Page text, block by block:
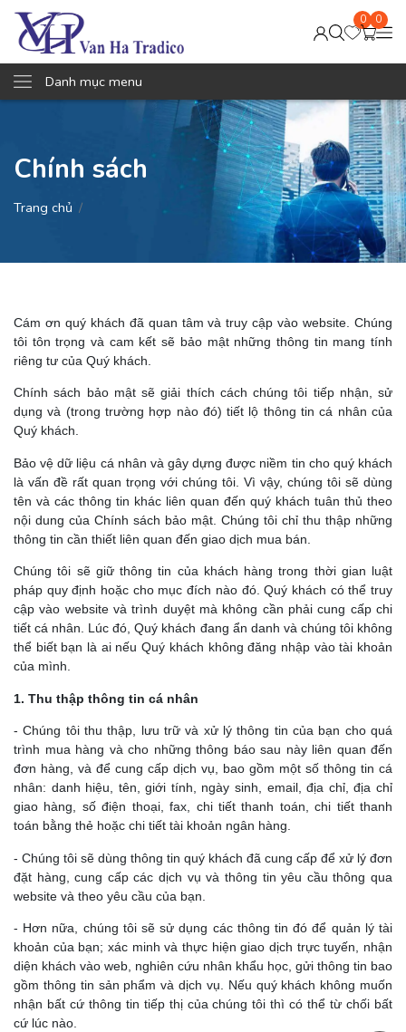
0 0
Danh mục menu
Chính sách
Trang chủ
Cám ơn quý khách đã quan tâm và truy cập vào website. Chúng
tôi tôn trọng và cam kết sẽ bảo mật những thông tin mang tính
riêng tư của Quý khách.
Chính sách bảo mật sẽ giải thích cách chúng tôi tiếp nhận, sử
dụng và (trong trường hợp nào đó) tiết lộ thông tin cá nhân của
Quý khách.
Bảo vệ dữ liệu cá nhân và gây dựng được niềm tin cho quý khách
là vấn đề rất quan trọng với chúng tôi. Vì vậy, chúng tôi sẽ dùng
tên và các thông tin khác liên quan đến quý khách tuân thủ theo
nội dung của Chính sách bảo mật. Chúng tôi chỉ thu thập những
thông tin cần thiết liên quan đến giao dịch mua bán.
Chúng tôi sẽ giữ thông tin của khách hàng trong thời gian luật
pháp quy định hoặc cho mục đích nào đó. Quý khách có thể truy
cập vào website và trình duyệt mà không cần phải cung cấp chi
tiết cá nhân. Lúc đó, Quý khách đang ẩn danh và chúng tôi không
thể biết bạn là ai nếu Quý khách không đăng nhập vào tài khoản
của mình.
1. Thu thập thông tin cá nhân
- Chúng tôi thu thập, lưu trữ và xử lý thông tin của bạn cho quá
trình mua hàng và cho những thông báo sau này liên quan đến
đơn hàng, và để cung cấp dịch vụ, bao gồm một số thông tin cá
nhân: danh hiệu, tên, giới tính, ngày sinh, email, địa chỉ, địa chỉ
giao hàng, số điện thoại, fax, chi tiết thanh toán, chi tiết thanh
toán bằng thẻ hoặc chi tiết tài khoản ngân hàng.
- Chúng tôi sẽ dùng thông tin quý khách đã cung cấp để xử lý đơn
đặt hàng, cung cấp các dịch vụ và thông tin yêu cầu thông qua
website và theo yêu cầu của bạn.
- Hơn nữa, chúng tôi sẽ sử dụng các thông tin đó để quản lý tài
khoản của bạn; xác minh và thực hiện giao dịch trực tuyến, nhận
diện khách vào web, nghiên cứu nhân khẩu học, gửi thông tin bao
gồm thông tin sản phẩm và dịch vụ. Nếu quý khách không muốn
nhận bất cứ thông tin tiếp thị của chúng tôi thì có thể từ chối bất
cứ lúc nào.